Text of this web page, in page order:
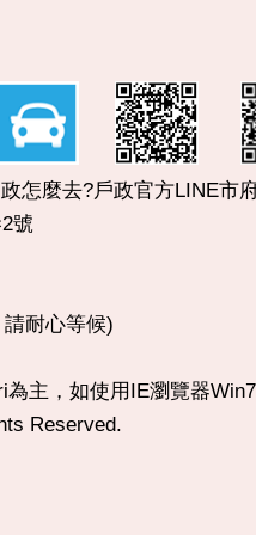
怎麼去?戶政官方LINE市
號
耐心等候)
主，如使用IE瀏覽器
Reserved.